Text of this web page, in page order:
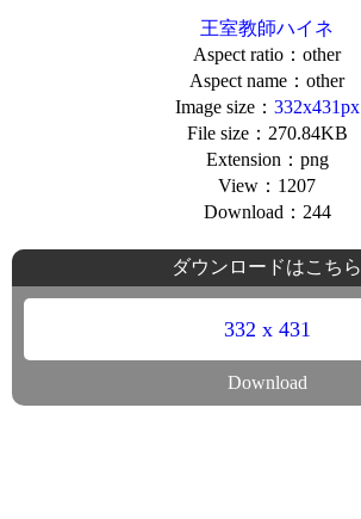
王室教師ハイネ
Aspect ratio：other
Aspect name：other
Image size： 332x431px
File size：270.84KB
Extension：png
View：1207
Download：244
ダウンロードはこちら
332 x 431
Download